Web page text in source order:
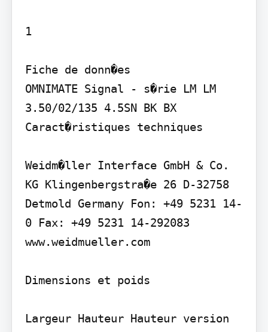
1
Fiche de donn�es
OMNIMATE Signal - s�rie LM LM
3.50/02/135 4.5SN BK BX
Caract�ristiques techniques
Weidm�ller Interface GmbH & Co.
KG Klingenbergstra�e 26 D-32758
Detmold Germany Fon: +49 5231 14-
0 Fax: +49 5231 14-292083
www.weidmueller.com
Dimensions et poids
Largeur Hauteur Hauteur version